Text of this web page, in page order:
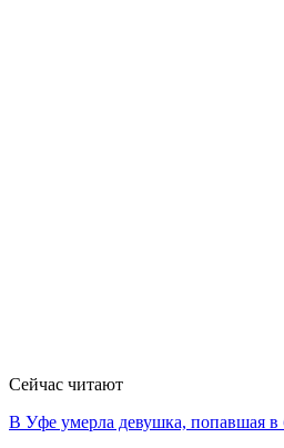
Сейчас читают
В Уфе умерла девушка, попавшая